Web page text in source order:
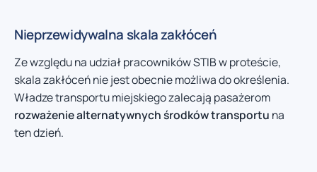
Nieprzewidywalna skala zakłóceń
Ze względu na udział pracowników STIB w proteście,
skala zakłóceń nie jest obecnie możliwa do określenia.
Władze transportu miejskiego zalecają pasażerom
rozważenie alternatywnych środków transportu na
ten dzień.